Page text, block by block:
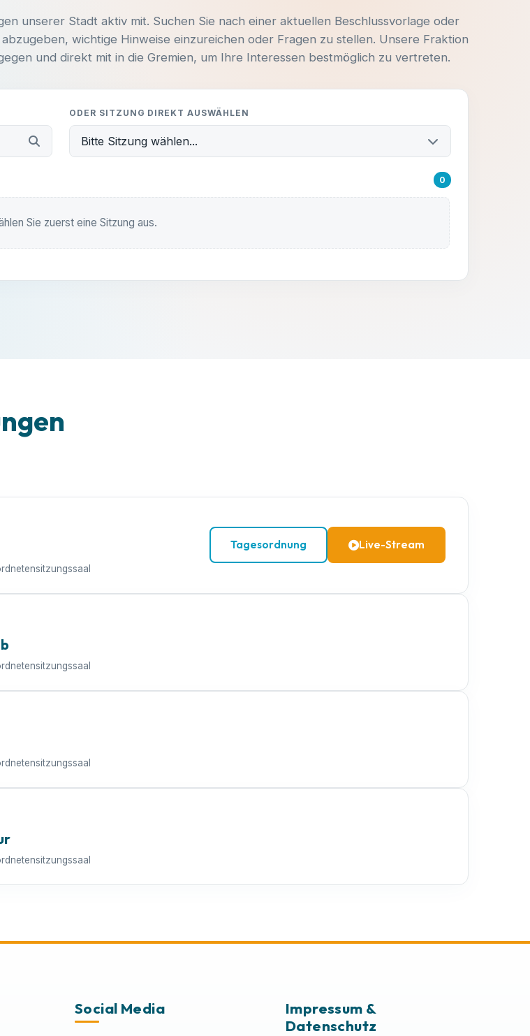
unserer Stadt aktiv mit. Suchen Sie nach einer aktuellen Beschlussvorlage oder
wichtige Hinweise einzureichen oder Fragen zu stellen. Unsere Fraktion
und direkt mit in die Gremien, um Ihre Interessen bestmöglich zu vertreten.
ODER SITZUNG DIREKT AUSWÄHLEN
Bitte Sitzung wählen...
0
Sie zuerst eine Sitzung aus.
Tagesordnung Live-Stream
UHRZEIT
Social Media
Impressum &
Datenschutz
oder Anliegen?
willst – melde dich unkompliziert bei
info@ub-fiwa.de